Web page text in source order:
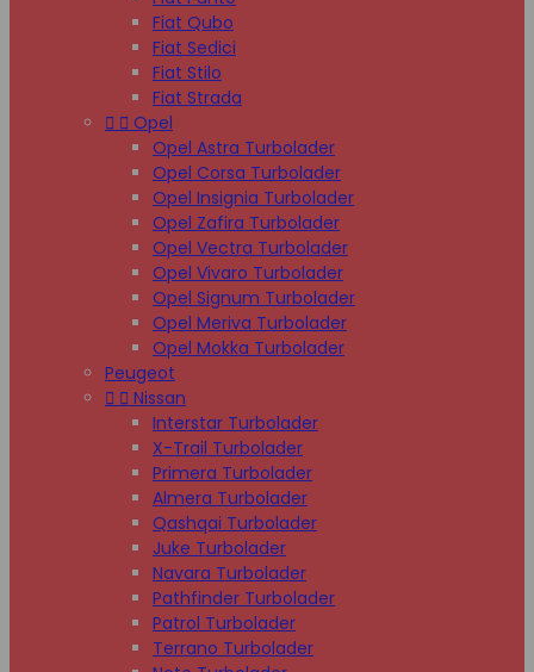
Fiat Qubo
Fiat Sedici
Fiat Stilo
Fiat Strada
  Opel
Opel Astra Turbolader
Opel Corsa Turbolader
Opel Insignia Turbolader
Opel Zafira Turbolader
Opel Vectra Turbolader
Opel Vivaro Turbolader
Opel Signum Turbolader
Opel Meriva Turbolader
Opel Mokka Turbolader
Peugeot
  Nissan
Interstar Turbolader
X-Trail Turbolader
Primera Turbolader
Almera Turbolader
Qashqai Turbolader
Juke Turbolader
Navara Turbolader
Pathfinder Turbolader
Patrol Turbolader
Terrano Turbolader